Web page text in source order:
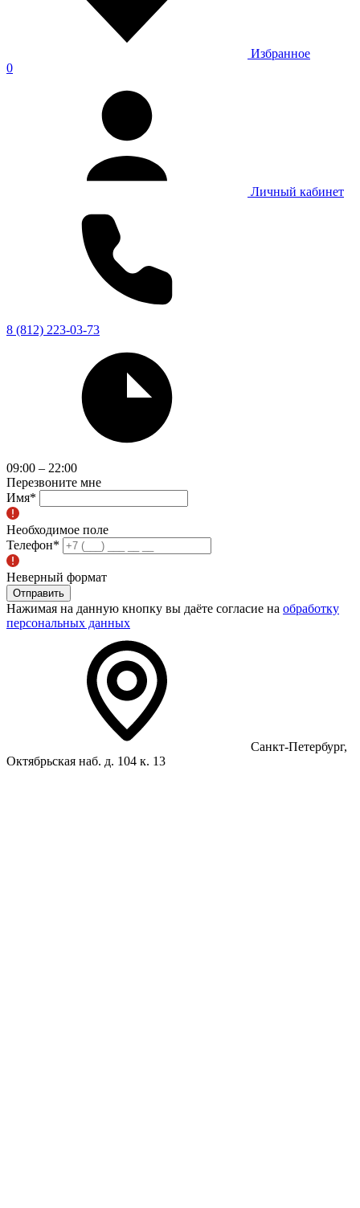
Избранное
0
Личный кабинет
8 (812) 223-03-73
09:00 – 22:00
Перезвоните мне
Имя*
Необходимое поле
Телефон*
Неверный формат
Отправить
Нажимая на данную кнопку вы даёте согласие на обработку
персональных данных
Санкт-Петербург,
Октябрьская наб. д. 104 к. 13